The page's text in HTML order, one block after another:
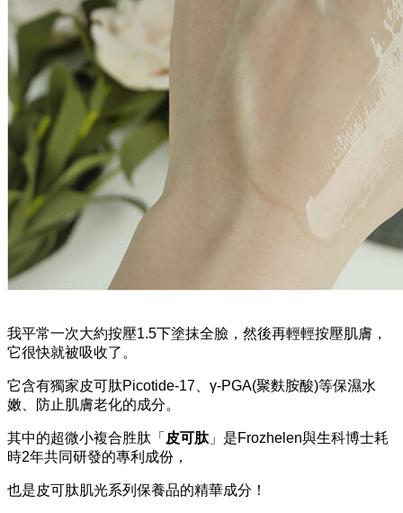
我平常一次大約按壓1.5下塗抹全臉，然後再輕輕按壓肌膚，
它很快就被吸收了。
它含有獨家皮可肽Picotide-17 γ-PGA(聚麩胺酸)等保濕水
嫩、防止肌膚老化的成分。
其中的超微小複合胜肽「 皮可肽 」是Frozhelen與生科博士耗
時2年共同研發的專利成份，
也是皮可肽肌光系列保養品的精華成分！